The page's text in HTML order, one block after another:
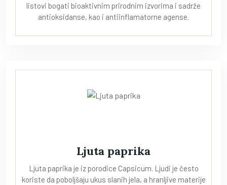
listovi bogati bioaktivnim prirodnim izvorima i sadrže
antioksidanse, kao i antiinflamatorne agense.
Ljuta paprika
Ljuta paprika je iz porodice Capsicum. Ljudi je često
koriste da poboljšaju ukus slanih jela, a hranljive materije